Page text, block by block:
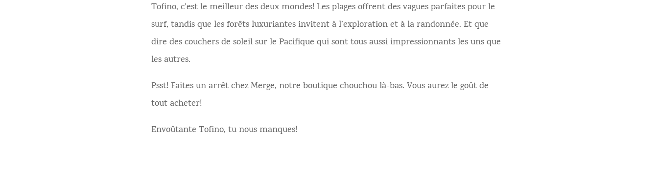
Tofino, c’est le meilleur des deux mondes! Les plages offrent des vagues parfaites pour le
surf, tandis que les forêts luxuriantes invitent à l’exploration et à la randonnée. Et que
dire des couchers de soleil sur le Pacifique qui sont tous aussi impressionnants les uns que
les autres.
Psst! Faites un arrêt chez Merge, notre boutique chouchou là-bas. Vous aurez le goût de
tout acheter!
Envoûtante Tofino, tu nous manques!